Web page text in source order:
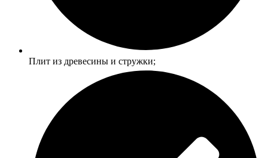
Плит из древесины и стружки;